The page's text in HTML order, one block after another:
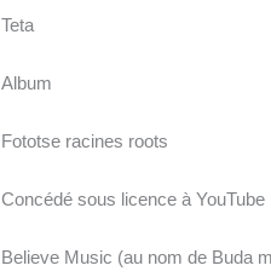
Teta
Album
Fototse racines roots
Concédé sous licence à YouTube
Believe Music (au nom de Buda